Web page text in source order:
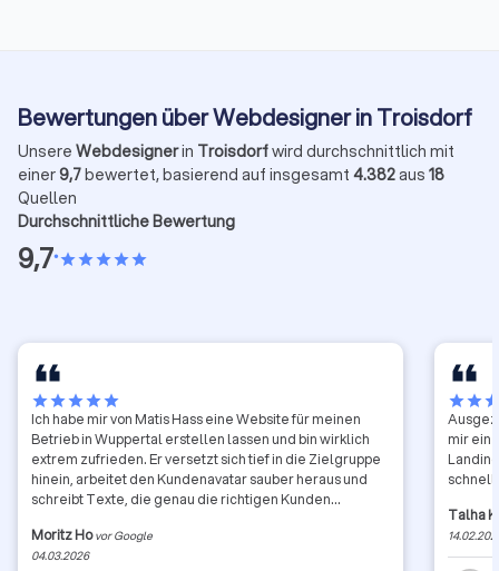
Bewertungen über Webdesigner in Troisdorf
Unsere Webdesignerin Troisdorfwird durchschnittlich mit
einer9,7bewertet, basierend auf insgesamt 4.382aus 18
Quellen
Durchschnittliche Bewertung
9,7•starstarstarstarstar
starstarstarstarstar
Ich habe mir von Matis Hass eine Website für meinen
Betrieb in Wuppertal erstellen lassen und bin wirklich
extrem zufrieden. Er versetzt sich tief in die Zielgruppe
hinein, arbeitet den Kundenavatar sauber heraus und
schreibt Texte, die genau die richtigen Kunden
täglich 2-4 organische Anfragen, ohne zusätzliche
Werbekosten. Klare Empfehlung.
Moritz Ho vor Google
04.03.2026
starstar
mir
Talha